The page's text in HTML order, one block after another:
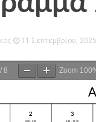
11 Σεπτεμβρίου, 2025
/ 8 Zoom